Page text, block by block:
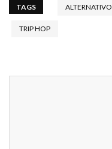
TAGS ALTERNATIVO
TRIP HOP